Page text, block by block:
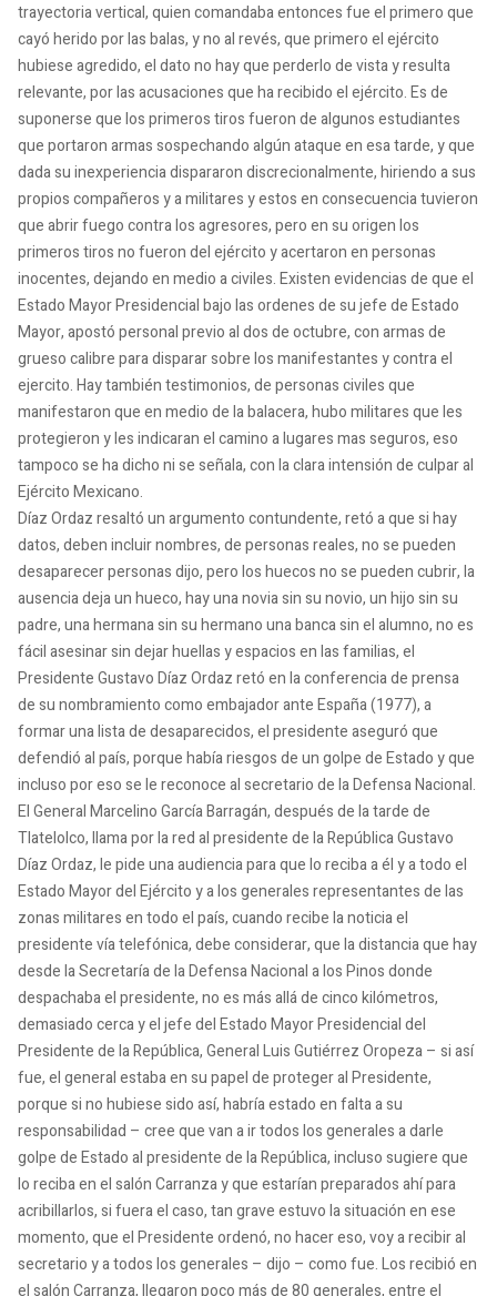
trayectoria vertical, quien comandaba entonces fue el primero que
cayó herido por las balas, y no al revés, que primero el ejército
hubiese agredido, el dato no hay que perderlo de vista y resulta
relevante, por las acusaciones que ha recibido el ejército. Es de
suponerse que los primeros tiros fueron de algunos estudiantes
que portaron armas sospechando algún ataque en esa tarde, y que
dada su inexperiencia dispararon discrecionalmente, hiriendo a sus
propios compañeros y a militares y estos en consecuencia tuvieron
que abrir fuego contra los agresores, pero en su origen los
primeros tiros no fueron del ejército y acertaron en personas
inocentes, dejando en medio a civiles. Existen evidencias de que el
Estado Mayor Presidencial bajo las ordenes de su jefe de Estado
Mayor, apostó personal previo al dos de octubre, con armas de
grueso calibre para disparar sobre los manifestantes y contra el
ejercito. Hay también testimonios, de personas civiles que
manifestaron que en medio de la balacera, hubo militares que les
protegieron y les indicaran el camino a lugares mas seguros, eso
tampoco se ha dicho ni se señala, con la clara intensión de culpar al
Ejército Mexicano.
Díaz Ordaz resaltó un argumento contundente, retó a que si hay
datos, deben incluir nombres, de personas reales, no se pueden
desaparecer personas dijo, pero los huecos no se pueden cubrir, la
ausencia deja un hueco, hay una novia sin su novio, un hijo sin su
padre, una hermana sin su hermano una banca sin el alumno, no es
fácil asesinar sin dejar huellas y espacios en las familias, el
Presidente Gustavo Díaz Ordaz retó en la conferencia de prensa
de su nombramiento como embajador ante España (1977), a
formar una lista de desaparecidos, el presidente aseguró que
defendió al país, porque había riesgos de un golpe de Estado y que
incluso por eso se le reconoce al secretario de la Defensa Nacional.
El General Marcelino García Barragán, después de la tarde de
Tlatelolco, llama por la red al presidente de la República Gustavo
Díaz Ordaz, le pide una audiencia para que lo reciba a él y a todo el
Estado Mayor del Ejército y a los generales representantes de las
zonas militares en todo el país, cuando recibe la noticia el
presidente vía telefónica, debe considerar, que la distancia que hay
desde la Secretaría de la Defensa Nacional a los Pinos donde
despachaba el presidente, no es más allá de cinco kilómetros,
demasiado cerca y el jefe del Estado Mayor Presidencial del
Presidente de la República, General Luis Gutiérrez Oropeza – si así
fue, el general estaba en su papel de proteger al Presidente,
porque si no hubiese sido así, habría estado en falta a su
responsabilidad – cree que van a ir todos los generales a darle
golpe de Estado al presidente de la República, incluso sugiere que
lo reciba en el salón Carranza y que estarían preparados ahí para
acribillarlos, si fuera el caso, tan grave estuvo la situación en ese
momento, que el Presidente ordenó, no hacer eso, voy a recibir al
secretario y a todos los generales – dijo – como fue. Los recibió en
el salón Carranza, llegaron poco más de 80 generales, entre el